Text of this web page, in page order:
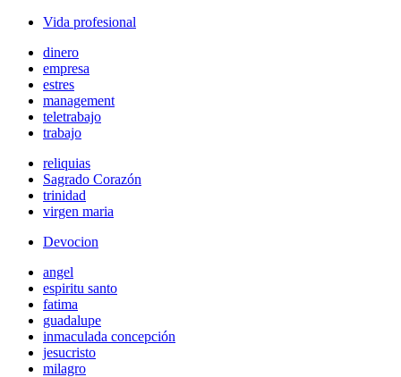
Vida profesional
dinero
empresa
estres
management
teletrabajo
trabajo
reliquias
Sagrado Corazón
trinidad
virgen maria
Devocion
angel
espiritu santo
fatima
guadalupe
inmaculada concepción
jesucristo
milagro